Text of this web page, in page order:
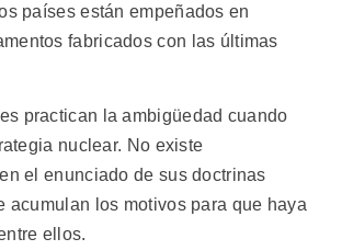
países están empeñados en
fabricados con las últimas
practican la ambigüedad cuando
nuclear. No existe
el enunciado de sus doctrinas
acumulan los motivos para que haya
ellos.